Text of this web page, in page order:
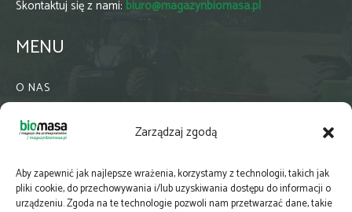
Zarządzaj zgodą
Aby zapewnić jak najlepsze wrażenia, korzystamy z technologii, takich jak
pliki cookie, do przechowywania i/lub uzyskiwania dostępu do informacji o
urządzeniu. Zgoda na te technologie pozwoli nam przetwarzać dane, takie
Skontaktuj się z nami: biuro@magazynbiomasa.pl
MENU
O NAS
WSPÓŁPRACA
PRENUMERATA
NEWSLETTER